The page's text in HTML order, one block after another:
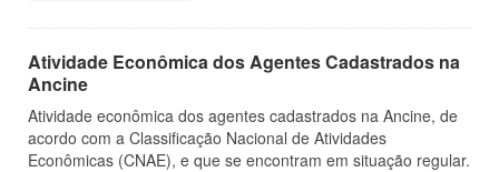
Atividade Econômica dos Agentes Cadastrados na
Ancine
Atividade econômica dos agentes cadastrados na Ancine, de
acordo com a Classificação Nacional de Atividades
Econômicas (CNAE), e que se encontram em situação regular.